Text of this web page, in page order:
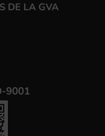
DE LA GVA
9001